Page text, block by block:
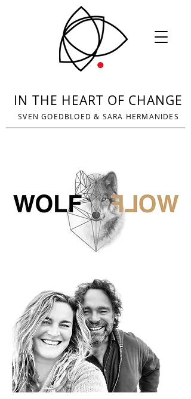
IN THE HEART OF CHANGE
SVEN GOEDBLOED & SARA HERMANIDES